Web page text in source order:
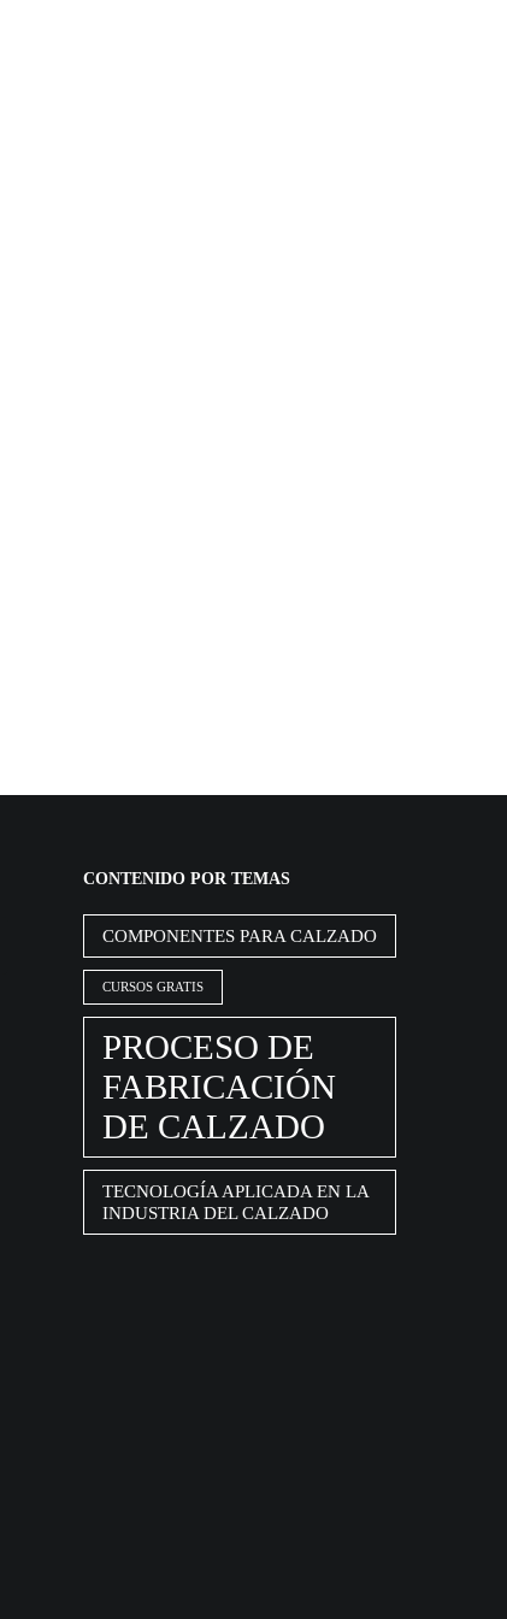
CONTENIDO POR TEMAS
COMPONENTES PARA CALZADO
CURSOS GRATIS
PROCESO DE
FABRICACIÓN
DE CALZADO
TECNOLOGÍA APLICADA EN LA
INDUSTRIA DEL CALZADO